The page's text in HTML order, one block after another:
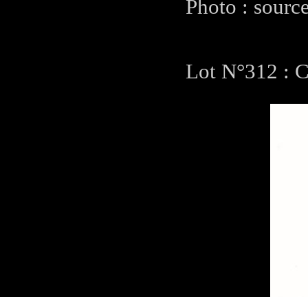
Photo :
Lot N°312 :